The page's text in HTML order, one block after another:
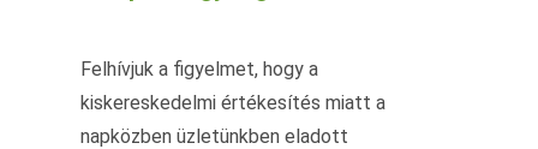
Felhívjuk a figyelmet, hogy a
kiskereskedelmi értékesítés miatt a
napközben üzletünkben eladott